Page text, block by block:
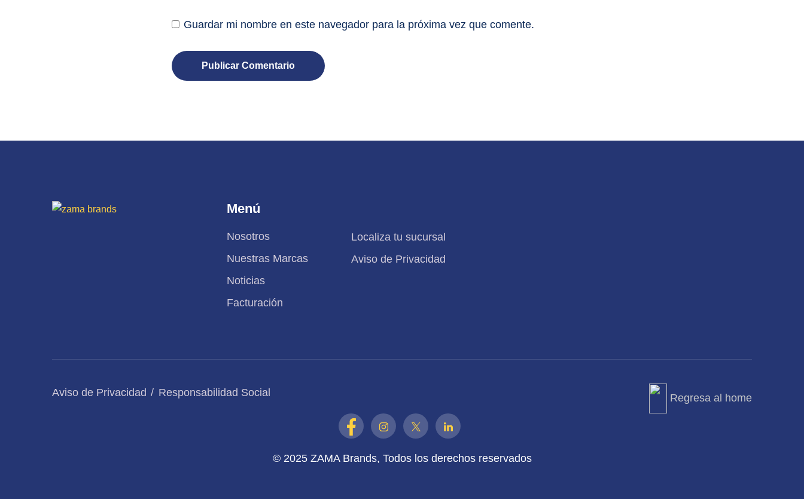
Guardar mi nombre en este navegador para la próxima vez que comente.
Publicar Comentario
Menú
Nosotros
Nuestras Marcas
Noticias
Facturación
Localiza tu sucursal
Aviso de Privacidad
Aviso de Privacidad Responsabilidad Social Regresa al home
© 2025 ZAMA Brands, Todos los derechos reservados